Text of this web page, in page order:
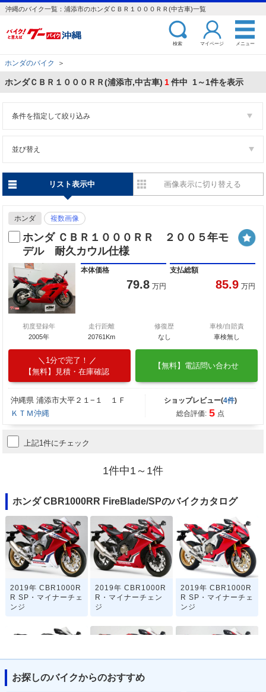
沖縄のバイク一覧：浦添市のホンダＣＢＲ１０００ＲＲ(中古車)一覧
検索 マイページ メニュー
ホンダのバイク ＞
ホンダＣＢＲ１０００ＲＲ(浦添市,中古車) 1件中 1～1件を表示
条件を指定して絞り込み
並び替え
リスト表示中 画像表示に切り替える
ホンダ 複数画像
ホンダ ＣＢＲ１０００ＲＲ ２００５年モ
デル 耐久カウル仕様
本体価格
79.8 万円
支払総額
85.9 万円
初度登録年
2005年
走行距離
20761Km
修復歴
なし
車検/自賠責
車検無し
1分で完了！
【無料】見積・在庫確認
【無料】電話問い合わせ
沖縄県 浦添市大平２１−１ １Ｆ
ＫＴＭ沖縄
ショップレビュー(4件)
総合評価: 5 点
上記1件にチェック
1件中1～1件
ホンダ CBR1000RR FireBlade/SPのバイクカタログ
2019年 CBR1000R
R SP・マイナーチェ
ンジ
2019年 CBR1000R
R・マイナーチェン
ジ
2019年 CBR1000R
R SP・マイナーチェ
ンジ
お探しのバイクからのおすすめ